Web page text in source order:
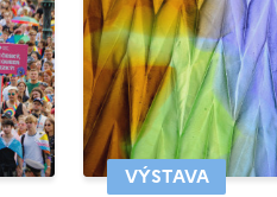
VÝSTAVA